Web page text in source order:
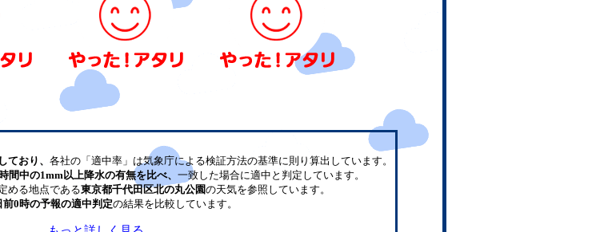
ており、 各社の「適中率」は気象庁による検証方法の基準に則り算出しています。
間中の1mm以上降水の有無を比べ、 一致した場合に適中と判定しています。
める地点である東京都千代田区北の丸公園の天気を参照しています。
0時の予報の適中判定の結果を比較しています。